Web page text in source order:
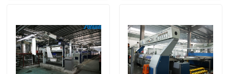
আমাদের সম্পর্কে
পরিচিতি